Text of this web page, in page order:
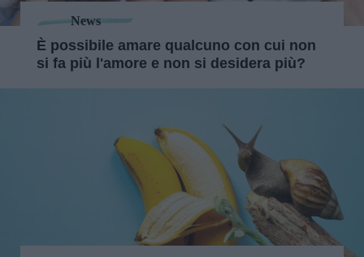
News
È possibile amare qualcuno con cui non
si fa più l'amore e non si desidera più?